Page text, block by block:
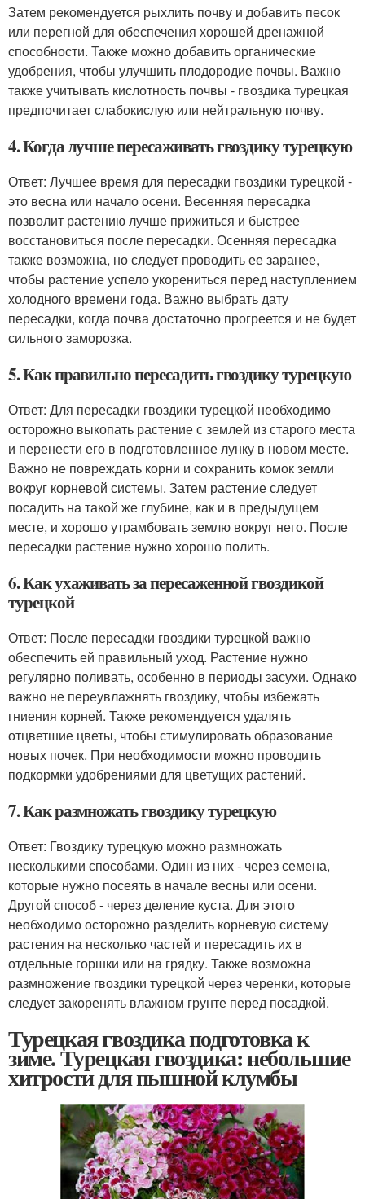
Затем рекомендуется рыхлить почву и добавить песок
или перегной для обеспечения хорошей дренажной
способности. Также можно добавить органические
удобрения, чтобы улучшить плодородие почвы. Важно
также учитывать кислотность почвы - гвоздика турецкая
предпочитает слабокислую или нейтральную почву.
4. Когда лучше пересаживать гвоздику турецкую
Ответ: Лучшее время для пересадки гвоздики турецкой -
это весна или начало осени. Весенняя пересадка
позволит растению лучше прижиться и быстрее
восстановиться после пересадки. Осенняя пересадка
также возможна, но следует проводить ее заранее,
чтобы растение успело укорениться перед наступлением
холодного времени года. Важно выбрать дату
пересадки, когда почва достаточно прогреется и не будет
сильного заморозка.
5. Как правильно пересадить гвоздику турецкую
Ответ: Для пересадки гвоздики турецкой необходимо
осторожно выкопать растение с землей из старого места
и перенести его в подготовленное лунку в новом месте.
Важно не повреждать корни и сохранить комок земли
вокруг корневой системы. Затем растение следует
посадить на такой же глубине, как и в предыдущем
месте, и хорошо утрамбовать землю вокруг него. После
пересадки растение нужно хорошо полить.
6. Как ухаживать за пересаженной гвоздикой
турецкой
Ответ: После пересадки гвоздики турецкой важно
обеспечить ей правильный уход. Растение нужно
регулярно поливать, особенно в периоды засухи. Однако
важно не переувлажнять гвоздику, чтобы избежать
гниения корней. Также рекомендуется удалять
отцветшие цветы, чтобы стимулировать образование
новых почек. При необходимости можно проводить
подкормки удобрениями для цветущих растений.
7. Как размножать гвоздику турецкую
Ответ: Гвоздику турецкую можно размножать
несколькими способами. Один из них - через семена,
которые нужно посеять в начале весны или осени.
Другой способ - через деление куста. Для этого
необходимо осторожно разделить корневую систему
растения на несколько частей и пересадить их в
отдельные горшки или на грядку. Также возможна
размножение гвоздики турецкой через черенки, которые
следует закоренять влажном грунте перед посадкой.
Турецкая гвоздика подготовка к
зиме. Турецкая гвоздика: небольшие
хитрости для пышной клумбы